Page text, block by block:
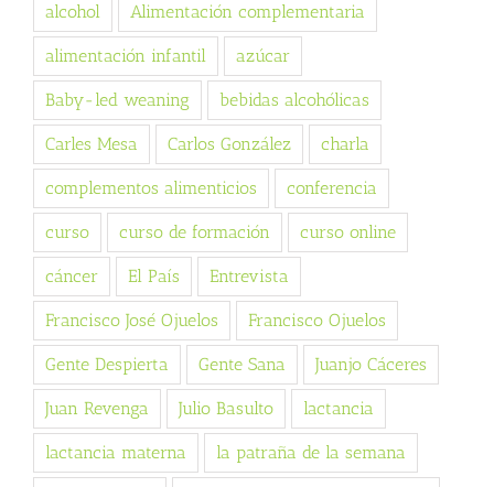
alcohol Alimentación complementaria
alimentación infantil azúcar
Baby-led weaning bebidas alcohólicas
Carles Mesa Carlos González charla
complementos alimenticios conferencia
curso curso de formación curso online
cáncer El País Entrevista
Francisco José Ojuelos Francisco Ojuelos
Gente Despierta Gente Sana Juanjo Cáceres
Juan Revenga Julio Basulto lactancia
lactancia materna la patraña de la semana